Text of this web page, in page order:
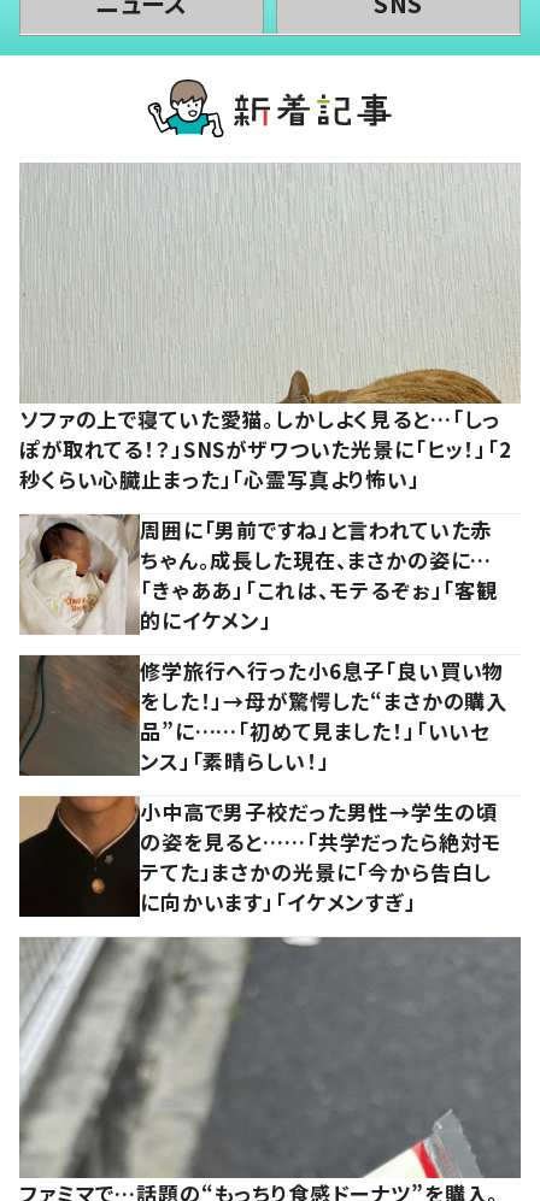
ソファの上で寝ていた愛猫。しかしよく見ると…「しっ
ぽが取れてる！？」SNSがザワついた光景に「ヒッ！」「2
秒くらい心臓止まった」「心霊写真より怖い」
周囲に「男前ですね」と言われていた赤
ちゃん。成長した現在、まさかの姿に…
「きゃああ」「これは、モテるぞぉ」「客観
的にイケメン」
修学旅行へ行った小6息子「良い買い物
をした！」→母が驚愕した“まさかの購入
品”に……「初めて見ました！」「いいセ
ンス」「素晴らしい！」
小中高で男子校だった男性→学生の頃
の姿を見ると……「共学だったら絶対モ
テてた」まさかの光景に「今から告白し
に向かいます」「イケメンすぎ」
ファミマで…話題の“もっちり食感ドーナツ”を購入。